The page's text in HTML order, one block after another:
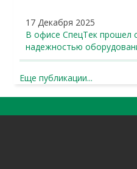
17 Декабря 2025
В офисе СпецТек прошел
надежностью
Еще публикации...